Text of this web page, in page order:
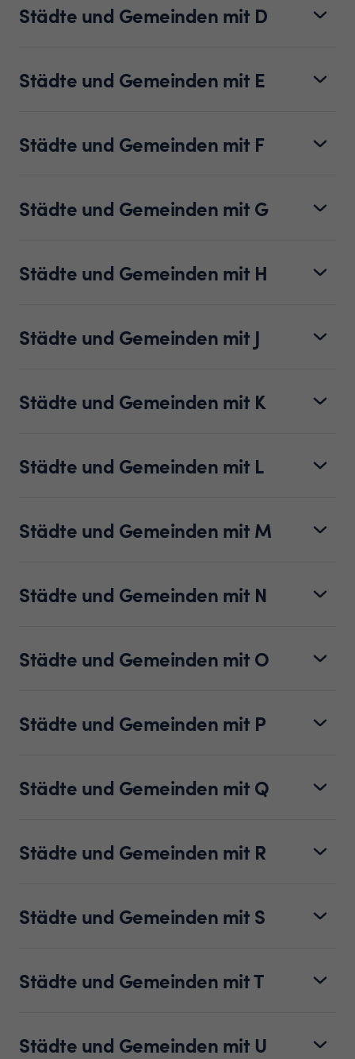
Städte und Gemeinden mit D
Städte und Gemeinden mit E
Städte und Gemeinden mit F
Städte und Gemeinden mit G
Städte und Gemeinden mit H
Städte und Gemeinden mit J
Städte und Gemeinden mit K
Städte und Gemeinden mit L
Städte und Gemeinden mit M
Städte und Gemeinden mit N
Städte und Gemeinden mit O
Städte und Gemeinden mit P
Städte und Gemeinden mit Q
Städte und Gemeinden mit R
Städte und Gemeinden mit S
Städte und Gemeinden mit T
Städte und Gemeinden mit U